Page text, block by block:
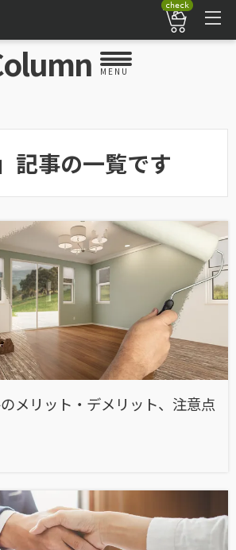
check
MENU
記事の一覧です
メリット・デメリット、注意点